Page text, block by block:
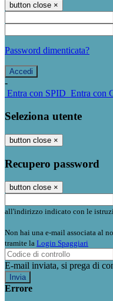
button close ×
Password dimenticata?
-
Entra con SPID Entra con
Seleziona utente
button close ×
Recupero password
button close ×
all'indirizzo indicato con le
Non hai una e-mail associata al
tramite la Login Spaggiari
E-mail inviata, si prega di
Errore